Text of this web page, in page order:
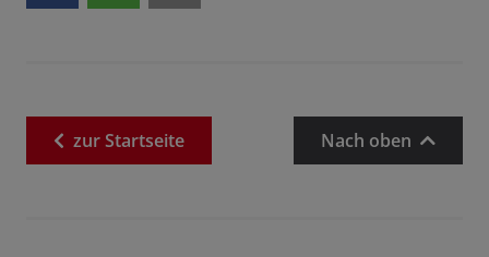
zurStartseite Nach oben